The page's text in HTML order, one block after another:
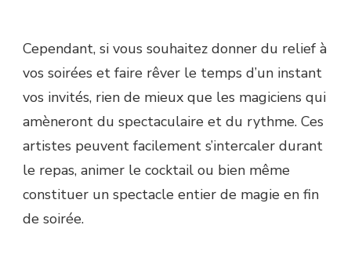
Cependant, si vous souhaitez donner du relief à
vos soirées et faire rêver le temps d’un instant
vos invités, rien de mieux que les magiciens qui
amèneront du spectaculaire et du rythme. Ces
artistes peuvent facilement s’intercaler durant
le repas, animer le cocktail ou bien même
constituer un spectacle entier de magie en fin
de soirée.